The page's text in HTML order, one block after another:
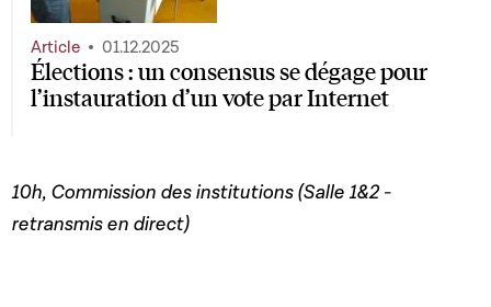
Élections : un consensus se dégage pour
l’instauration d’un vote par Internet
Article 01.12.2025
10h, Commission des institutions (Salle 1&2 -
retransmis en direct)